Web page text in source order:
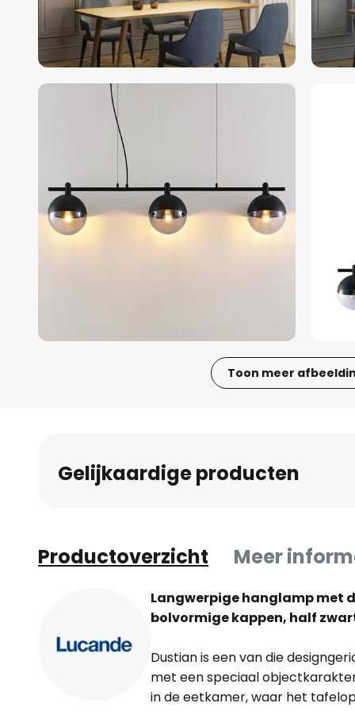
Toon meer
vanGelijkaardige producten
Productoverzicht Meer
Langwerpige hanglamp met
bolvormige kappen, half
Dustian is een van die
met een speciaal
in de eetkamer, waar het